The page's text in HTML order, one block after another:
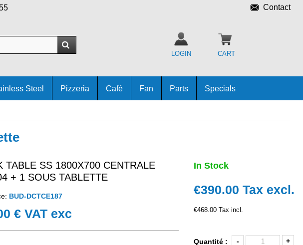
Contact
LOGIN CART
Steel Pizzeria Café Fan Parts Specials
TABLE SS 1800X700 CENTRALE
+ 1 SOUS TABLETTE
BUD-DCTCE187
€ VAT exc
In Stock
€390.00Tax excl.
€468.00 Tax incl.
Quantité : - +